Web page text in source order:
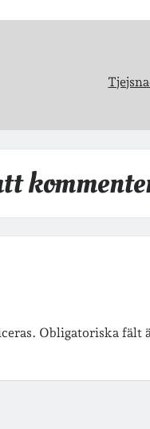
Obligatoriska fält